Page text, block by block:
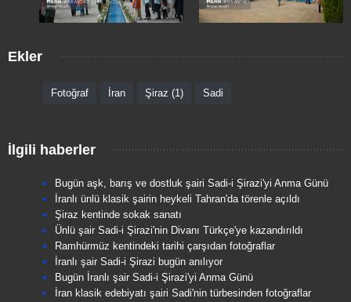
Ekler
Fotoğraf İran Şiraz (1) Sadi
İlgili haberler
Bugün aşk, barış ve dostluk şairi Sadi-i Şirazi'yi Anma Günü
İranlı ünlü klasik şairin heykeli Tahran'da törenle açıldı
Şiraz kentinde sokak sanatı
Ünlü şair Sadi-i Şirazi'nin Divanı Türkçe'ye kazandırıldı
Ramhürmüz kentindeki tarihi çarşıdan fotoğraflar
İranlı şair Sadi-i Şirazi bugün anılıyor
Bugün İranlı şair Sadi-i Şirazi'yi Anma Günü
İran klasik edebiyatı şairi Sadi'nin türbesinden fotoğraflar